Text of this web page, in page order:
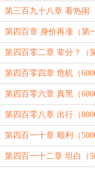
更）
第三百九十八章 看热闹
第四百章 身价再涨（第
第四百零二章 辈分？（
第四百零四章 危机（
第四百零六章 真黑（
第四百零八章 出行（
第四百一十章 顺利（
第四百一十二章 坦白（